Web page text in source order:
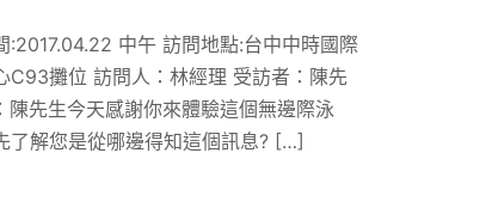
:2017.04.22 中午 訪問地點:台中中時國際
C93攤位 訪問人：林經理 受訪者：陳先
先生今天感謝你來體驗這個無邊際泳
了解您是從哪邊得知這個訊息? […]